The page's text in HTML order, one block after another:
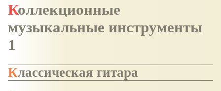
Коллекционные
музыкальные инструменты
1
Классическая гитара